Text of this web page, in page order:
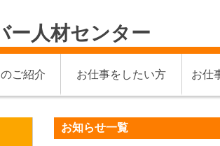
ー人材センター
ご紹介 お仕事をしたい方 お仕
お知らせ一覧